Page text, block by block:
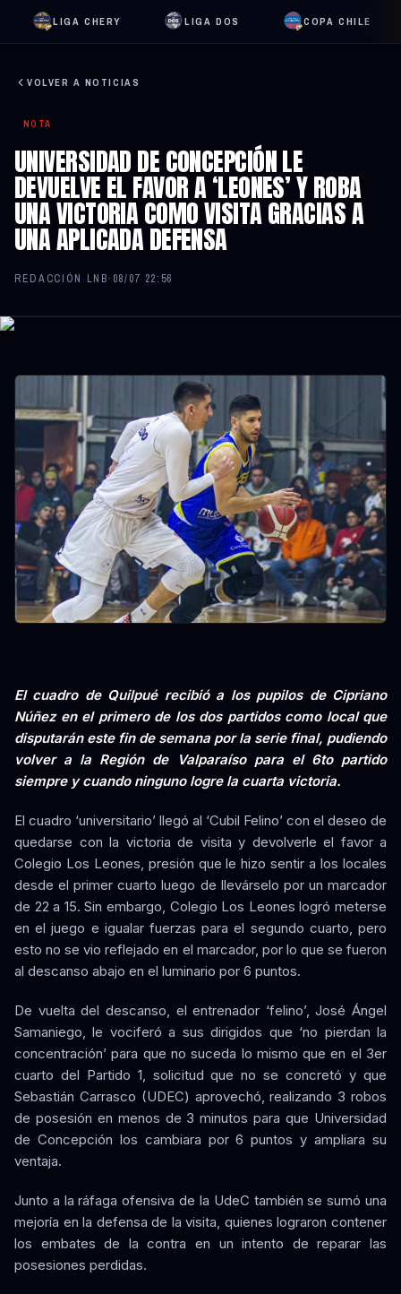
LIGA CHERY LIGA DOS COPA CHILE
VOLVER A NOTICIAS
NOTA
UNIVERSIDAD DE CONCEPCIÓN LE
DEVUELVE EL FAVOR A ‘LEONES’ Y ROBA
UNA VICTORIA COMO VISITA GRACIAS A
UNA APLICADA DEFENSA
REDACCIÓN LNB· 08/07 22:56
El cuadro de Quilpué recibió a los pupilos de Cipriano
Núñez en el primero de los dos partidos como local que
disputarán este fin de semana por la serie final, pudiendo
volver a la Región de Valparaíso para el 6to partido
siempre y cuando ninguno logre la cuarta victoria.
El cuadro ‘universitario’ llegó al ‘Cubil Felino’ con el deseo de
quedarse con la victoria de visita y devolverle el favor a
Colegio Los Leones, presión que le hizo sentir a los locales
desde el primer cuarto luego de llevárselo por un marcador
de 22 a 15. Sin embargo, Colegio Los Leones logró meterse
en el juego e igualar fuerzas para el segundo cuarto, pero
esto no se vio reflejado en el marcador, por lo que se fueron
al descanso abajo en el luminario por 6 puntos.
De vuelta del descanso, el entrenador ‘felino’, José Ángel
Samaniego, le vociferó a sus dirigidos que ‘no pierdan la
concentración’ para que no suceda lo mismo que en el 3er
cuarto del Partido 1, solicitud que no se concretó y que
Sebastián Carrasco (UDEC) aprovechó, realizando 3 robos
de posesión en menos de 3 minutos para que Universidad
de Concepción los cambiara por 6 puntos y ampliara su
ventaja.
Junto a la ráfaga ofensiva de la UdeC también se sumó una
mejoría en la defensa de la visita, quienes lograron contener
los embates de la contra en un intento de reparar las
posesiones perdidas.